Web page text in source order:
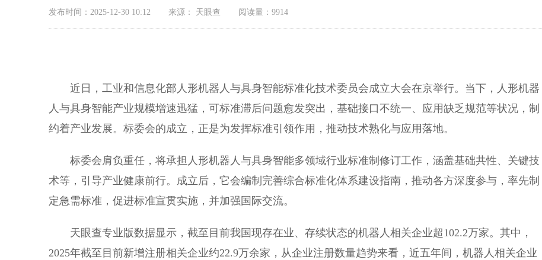
发布时间：2025-12-30 10:12 来源： 天眼查 阅读量：9914
近日，工业和信息化部人形机器人与具身智能标准化技术委员会成立大会在京举行。当下，人形机器
人与具身智能产业规模增速迅猛，可标准滞后问题愈发突出，基础接口不统一、应用缺乏规范等状况，制
约着产业发展。标委会的成立，正是为发挥标准引领作用，推动技术熟化与应用落地。
标委会肩负重任，将承担人形机器人与具身智能多领域行业标准制修订工作，涵盖基础共性、关键技
术等，引导产业健康前行。成立后，它会编制完善综合标准化体系建设指南，推动各方深度参与，率先制
定急需标准，促进标准宣贯实施，并加强国际交流。
天眼查专业版数据显示，截至目前我国现存在业、存续状态的机器人相关企业超102.2万家。其中，
2025年截至目前新增注册相关企业约22.9万余家，从企业注册数量趋势来看，近五年间，机器人相关企业